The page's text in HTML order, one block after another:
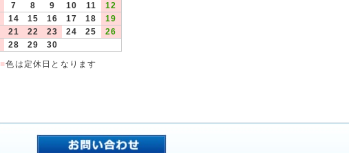
7 8 9 10 11
12
14 15 16 17 18
19
21 22 23 24 25
26
28 29
30
■色は定休日となります